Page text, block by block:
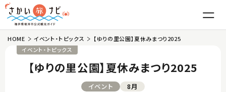
はじめての坂井市
魅力
HOME イベント・トピックス 【ゆりの里公園】夏休みまつり2025
イベント・トピックス
【ゆりの里公園】夏休みまつり2025
イベント 8月